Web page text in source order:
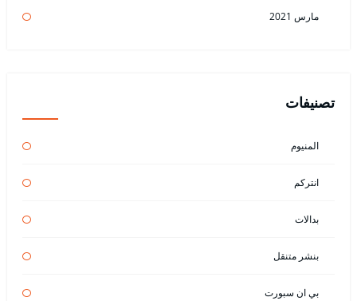
مارس 2021
تصنيفات
المنيوم
انتركم
بدالات
بنشر متنقل
بي ان سبورت